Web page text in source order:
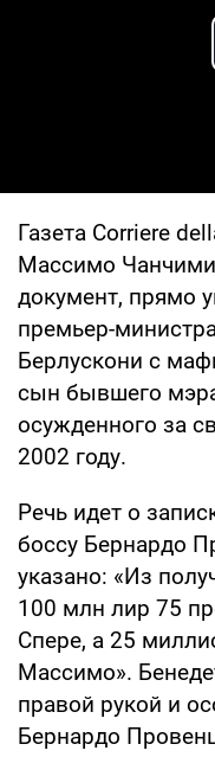
Газета Corriere
Массимо
документ, прямо
премьер-
Берлускони с
сын бывшего
осужденного за
2002 году.
Речь идет о
боссу Бернардо
указано: «Из
100 млн лир 75
Спере, а 25
Массимо».
правой рукой и
Бернардо